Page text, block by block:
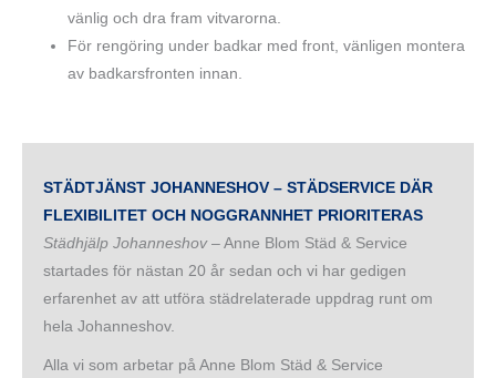
vänlig och dra fram vitvarorna.
För rengöring under badkar med front, vänligen montera
av badkarsfronten innan.
STÄDTJÄNST JOHANNESHOV – STÄDSERVICE DÄR
FLEXIBILITET OCH NOGGRANNHET PRIORITERAS
Städhjälp Johanneshov– Anne Blom Städ & Service
startades för nästan 20 år sedan och vi har gedigen
erfarenhet av att utföra städrelaterade uppdrag runt om
hela Johanneshov.
Alla vi som arbetar på Anne Blom Städ & Service